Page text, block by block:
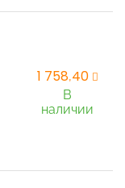
1 758,40
В
наличии